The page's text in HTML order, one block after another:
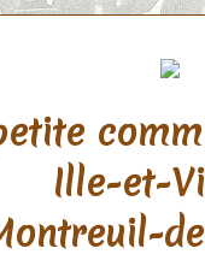
Ille-et-